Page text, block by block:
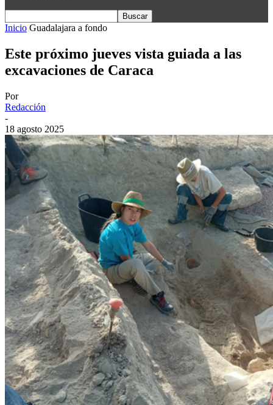
Inicio Guadalajara a fondo
Este próximo jueves vista guiada a las
excavaciones de Caraca
Por
Redacción
-
18 agosto 2025